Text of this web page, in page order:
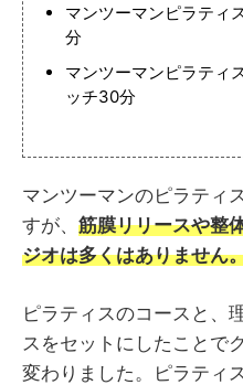
マンツーマンピラティ
分
マンツーマンピラティ
ッチ30分
マンツーマンのピラティ
すが、 筋膜リリースや整
ジオは多くはありません
ピラティスのコースと、
スをセットにしたことで
変わりました。ピラティ